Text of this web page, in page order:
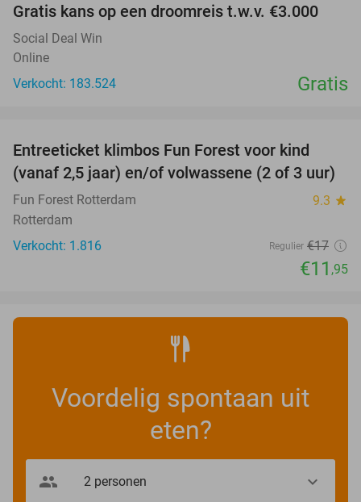
Gratis kans op een droomreis t.w.v. €3.000
Social Deal Win
Online
Verkocht: 183.524
Gratis
Entreeticket klimbos Fun Forest voor kind
(vanaf 2,5 jaar) en/of volwassene (2 of 3 uur)
Fun Forest Rotterdam 9.3 star
Rotterdam
Verkocht: 1.816
Regulier €17
€11 ,95
Voordelig spontaan uit
eten?